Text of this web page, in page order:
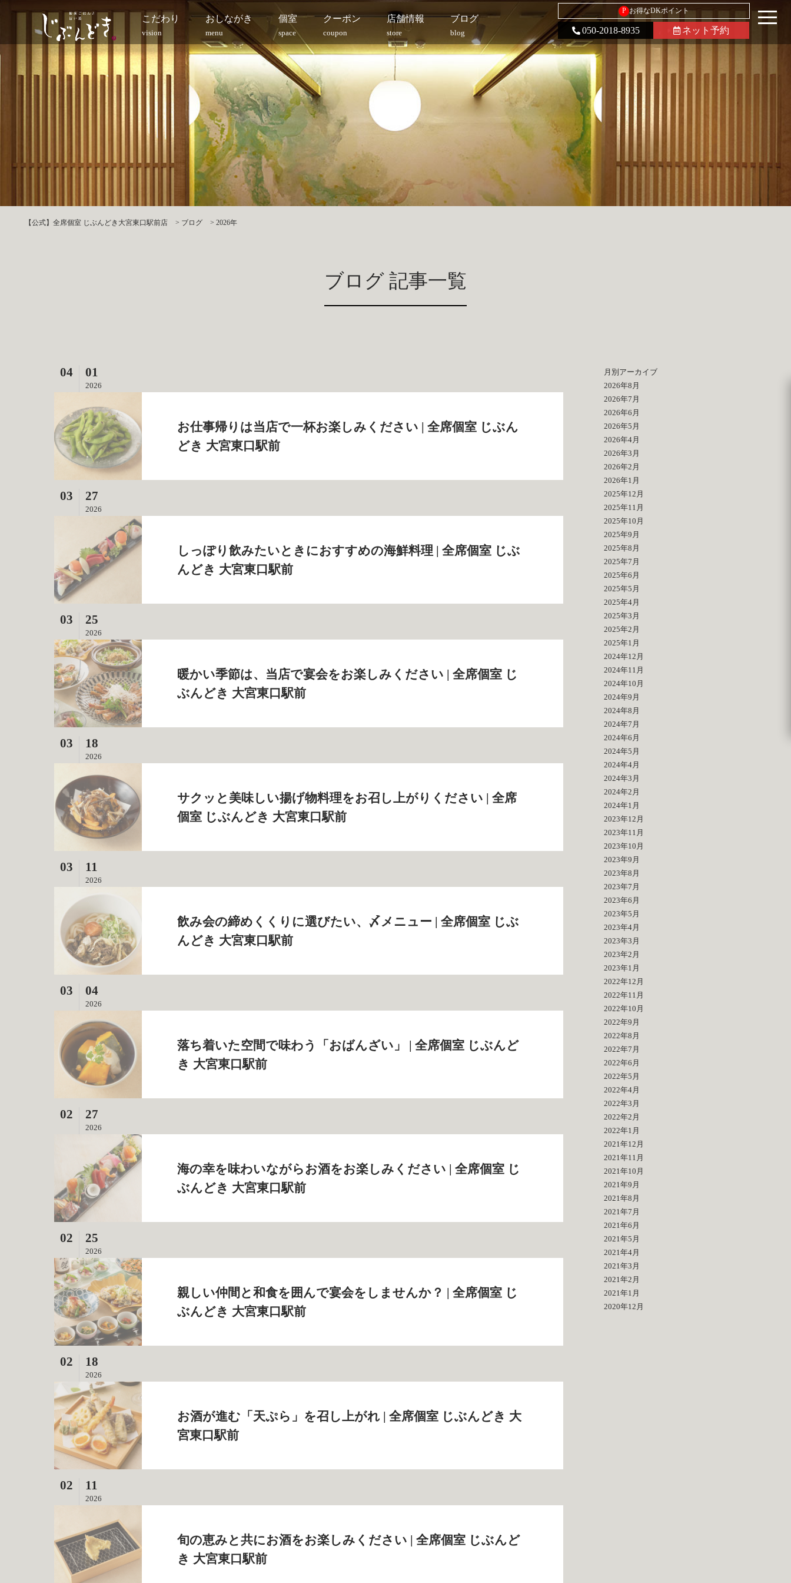
こだわり
vision
おしながき
menu
個室
space
クーポン
coupon
店舗情報
store
ブログ
blog
P お得なDKポイント
050-2018-8935 ネット予約
【公式】全席個室 じぶんどき大宮東口駅前店 > ブログ > 2026年
ブログ 記事一覧
04 01
2026
お仕事帰りは当店で一杯お楽しみください | 全席個室 じぶん
どき 大宮東口駅前
03 27
2026
しっぽり飲みたいときにおすすめの海鮮料理 | 全席個室 じぶ
んどき 大宮東口駅前
03 25
2026
暖かい季節は、当店で宴会をお楽しみください | 全席個室 じ
ぶんどき 大宮東口駅前
03 18
2026
サクッと美味しい揚げ物料理をお召し上がりください | 全席
個室 じぶんどき 大宮東口駅前
03 11
2026
飲み会の締めくくりに選びたい、〆メニュー | 全席個室 じぶ
んどき 大宮東口駅前
03 04
2026
落ち着いた空間で味わう「おばんざい」 | 全席個室 じぶんど
き 大宮東口駅前
02 27
2026
海の幸を味わいながらお酒をお楽しみください | 全席個室 じ
ぶんどき 大宮東口駅前
02 25
2026
親しい仲間と和食を囲んで宴会をしませんか？ | 全席個室 じ
ぶんどき 大宮東口駅前
02 18
2026
お酒が進む「天ぷら」を召し上がれ | 全席個室 じぶんどき 大
宮東口駅前
02 11
2026
旬の恵みと共にお酒をお楽しみください | 全席個室 じぶんど
き 大宮東口駅前
月別アーカイブ
2026年8月
2026年7月
2026年6月
2026年5月
2026年4月
2026年3月
2026年2月
2026年1月
2025年12月
2025年11月
2025年10月
2025年9月
2025年8月
2025年7月
2025年6月
2025年5月
2025年4月
2025年3月
2025年2月
2025年1月
2024年12月
2024年11月
2024年10月
2024年9月
2024年8月
2024年7月
2024年6月
2024年5月
2024年4月
2024年3月
2024年2月
2024年1月
2023年12月
2023年11月
2023年10月
2023年9月
2023年8月
2023年7月
2023年6月
2023年5月
2023年4月
2023年3月
2023年2月
2023年1月
2022年12月
2022年11月
2022年10月
2022年9月
2022年8月
2022年7月
2022年6月
2022年5月
2022年4月
2022年3月
2022年2月
2022年1月
2021年12月
2021年11月
2021年10月
2021年9月
2021年8月
2021年7月
2021年6月
2021年5月
2021年4月
2021年3月
2021年2月
2021年1月
2020年12月